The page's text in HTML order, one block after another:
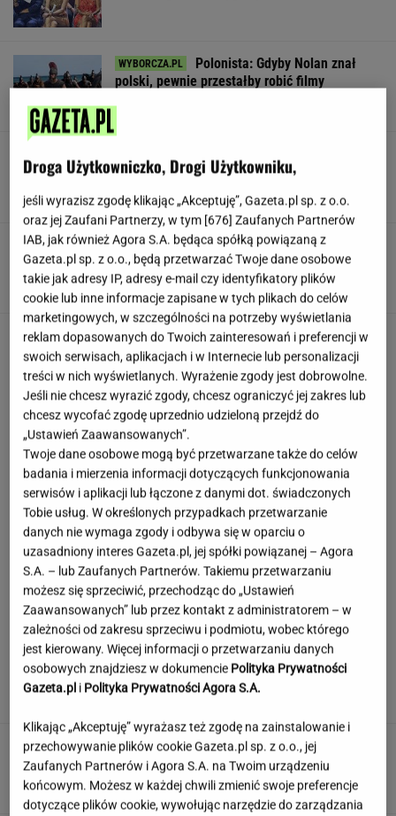
Polonista: Gdyby Nolan znał
polski, pewnie przestałby robić filmy
SUBSKRYPCJA
ignorować
Trudno uwierzyć w to, co zrobił Hurkacz w
Montrealu. Miał już piłki meczowe
Lewandowska w ogniu krytyki za
wakacje bez dzieci. Hyży się odpaliła
Tak Nawrocki wymyka się spod
kontroli PiS. "Znalazł się w pułapce"
SUBSKRYPCJA
Droga Użytkowniczko, Drogi Użytkowniku,
jeśli wyrazisz zgodę klikając „Akceptuję”, Gazeta.pl sp. z o.o.
oraz jej Zaufani Partnerzy, w tym [676] Zaufanych Partnerów
IAB, jak również Agora S.A. będąca spółką powiązaną z
Gazeta.pl sp. z o.o., będą przetwarzać Twoje dane osobowe
takie jak adresy IP, adresy e-mail czy identyfikatory plików
cookie lub inne informacje zapisane w tych plikach do celów
marketingowych, w szczególności na potrzeby wyświetlania
reklam dopasowanych do Twoich zainteresowań i preferencji w
swoich serwisach, aplikacjach i w Internecie lub personalizacji
treści w nich wyświetlanych. Wyrażenie zgody jest dobrowolne.
Jeśli nie chcesz wyrazić zgody, chcesz ograniczyć jej zakres lub
chcesz wycofać zgodę uprzednio udzieloną przejdź do
„Ustawień Zaawansowanych”.
Twoje dane osobowe mogą być przetwarzane także do celów
badania i mierzenia informacji dotyczących funkcjonowania
serwisów i aplikacji lub łączone z danymi dot. świadczonych
Tobie usług. W określonych przypadkach przetwarzanie
danych nie wymaga zgody i odbywa się w oparciu o
uzasadniony interes Gazeta.pl, jej spółki powiązanej – Agora
S.A. – lub Zaufanych Partnerów. Takiemu przetwarzaniu
możesz się sprzeciwić, przechodząc do „Ustawień
Zaawansowanych” lub przez kontakt z administratorem – w
zależności od zakresu sprzeciwu i podmiotu, wobec którego
jest kierowany. Więcej informacji o przetwarzaniu danych
osobowych znajdziesz w dokumencie Polityka Prywatności
Gazeta.pl i Polityka Prywatności Agora S.A.
Klikając „Akceptuję” wyrażasz też zgodę na zainstalowanie i
przechowywanie plików cookie Gazeta.pl sp. z o.o., jej
Zaufanych Partnerów i Agora S.A. na Twoim urządzeniu
końcowym. Możesz w każdej chwili zmienić swoje preferencje
dotyczące plików cookie, wywołując narzędzie do zarządzania